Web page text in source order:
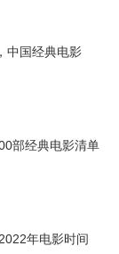
中国经典电影
部经典电影清单
年电影时间